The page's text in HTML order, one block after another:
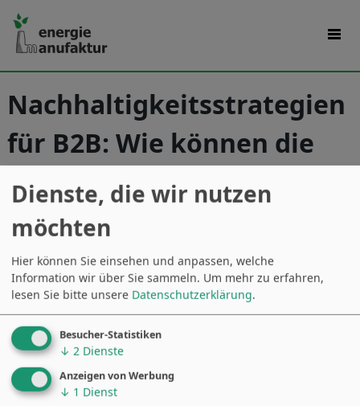
Nachhaltigkeitsstrategien
für B2B: Wie können die
Unternehmen ihre
Energieziele erreichen
Dienste, die wir nutzen
möchten
Hier können Sie einsehen und anpassen, welche
Information wir über Sie sammeln. Um mehr zu erfahren,
lesen Sie bitte unsere Datenschutzerklärung.
Besucher-Statistiken
↓ 2 Dienste
Anzeigen von Werbung
↓ 1 Dienst